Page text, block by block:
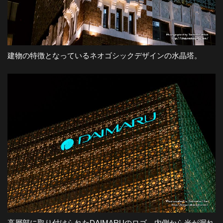
建物の特徴となっているネオゴシックデザインの水晶塔。